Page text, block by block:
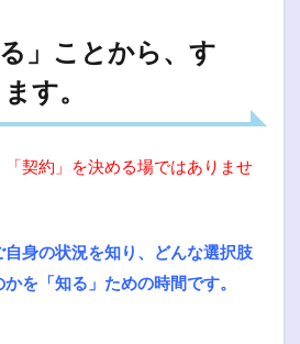
」ことから、す
す。
契約」を決める場ではありませ
自身の状況を知り、どんな選択肢
かを「知る」ための時間です。